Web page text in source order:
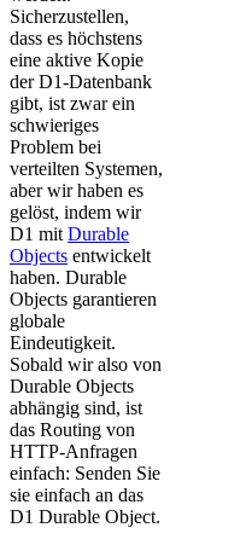
Sicherzustellen,
dass es höchstens
eine aktive Kopie
der D1-Datenbank
gibt, ist zwar ein
schwieriges
Problem bei
verteilten Systemen,
aber wir haben es
gelöst, indem wir
D1 mit Durable
Objects entwickelt
haben. Durable
Objects garantieren
globale
Eindeutigkeit.
Sobald wir also von
Durable Objects
abhängig sind, ist
das Routing von
HTTP-Anfragen
einfach: Senden Sie
sie einfach an das
D1 Durable Object.